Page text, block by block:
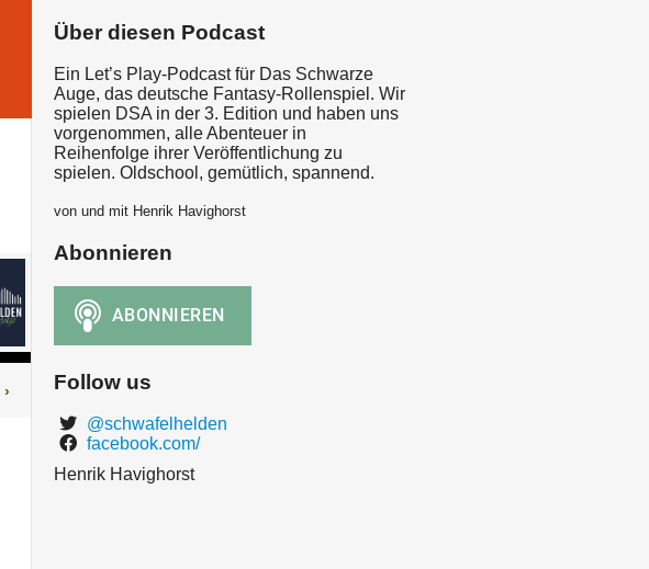
›
Über diesen Podcast
Ein Let’s Play-Podcast für Das Schwarze
Auge, das deutsche Fantasy-Rollenspiel. Wir
spielen DSA in der 3. Edition und haben uns
vorgenommen, alle Abenteuer in
Reihenfolge ihrer Veröffentlichung zu
spielen. Oldschool, gemütlich, spannend.
von und mit Henrik Havighorst
Abonnieren
Follow us
@schwafelhelden
facebook.com/
Henrik Havighorst